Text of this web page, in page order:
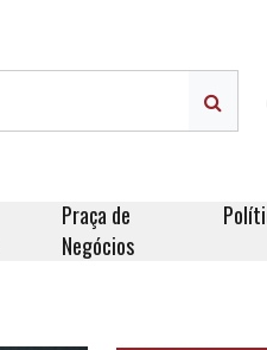
Praça de
Negócios